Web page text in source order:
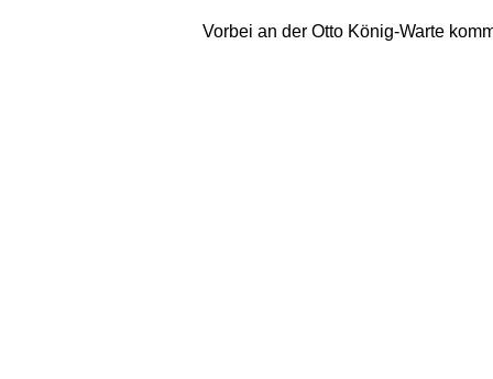
Vorbei an der Otto König-Warte